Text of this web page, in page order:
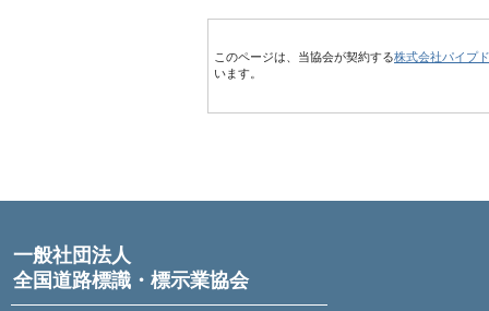
このページは、当協会が契約する株式会社パイプ
います。
一般社団法人
全国道路標識・標示業協会